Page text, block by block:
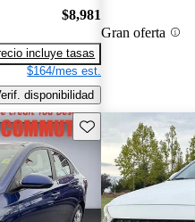
$8,981
incluye tasas
$164/mes est.
disponibilidad
Gran oferta
Guarda este Aviso